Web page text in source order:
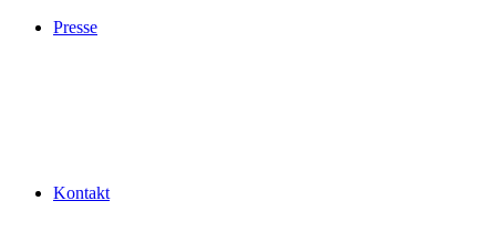
Presse
Kontakt